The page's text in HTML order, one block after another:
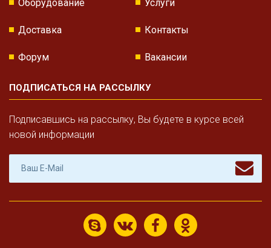
Оборудование Услуги
Доставка Контакты
Форум Вакансии
ПОДПИСАТЬСЯ НА РАССЫЛКУ
Подписавшись на рассылку, Вы будете в курсе всей
новой информации